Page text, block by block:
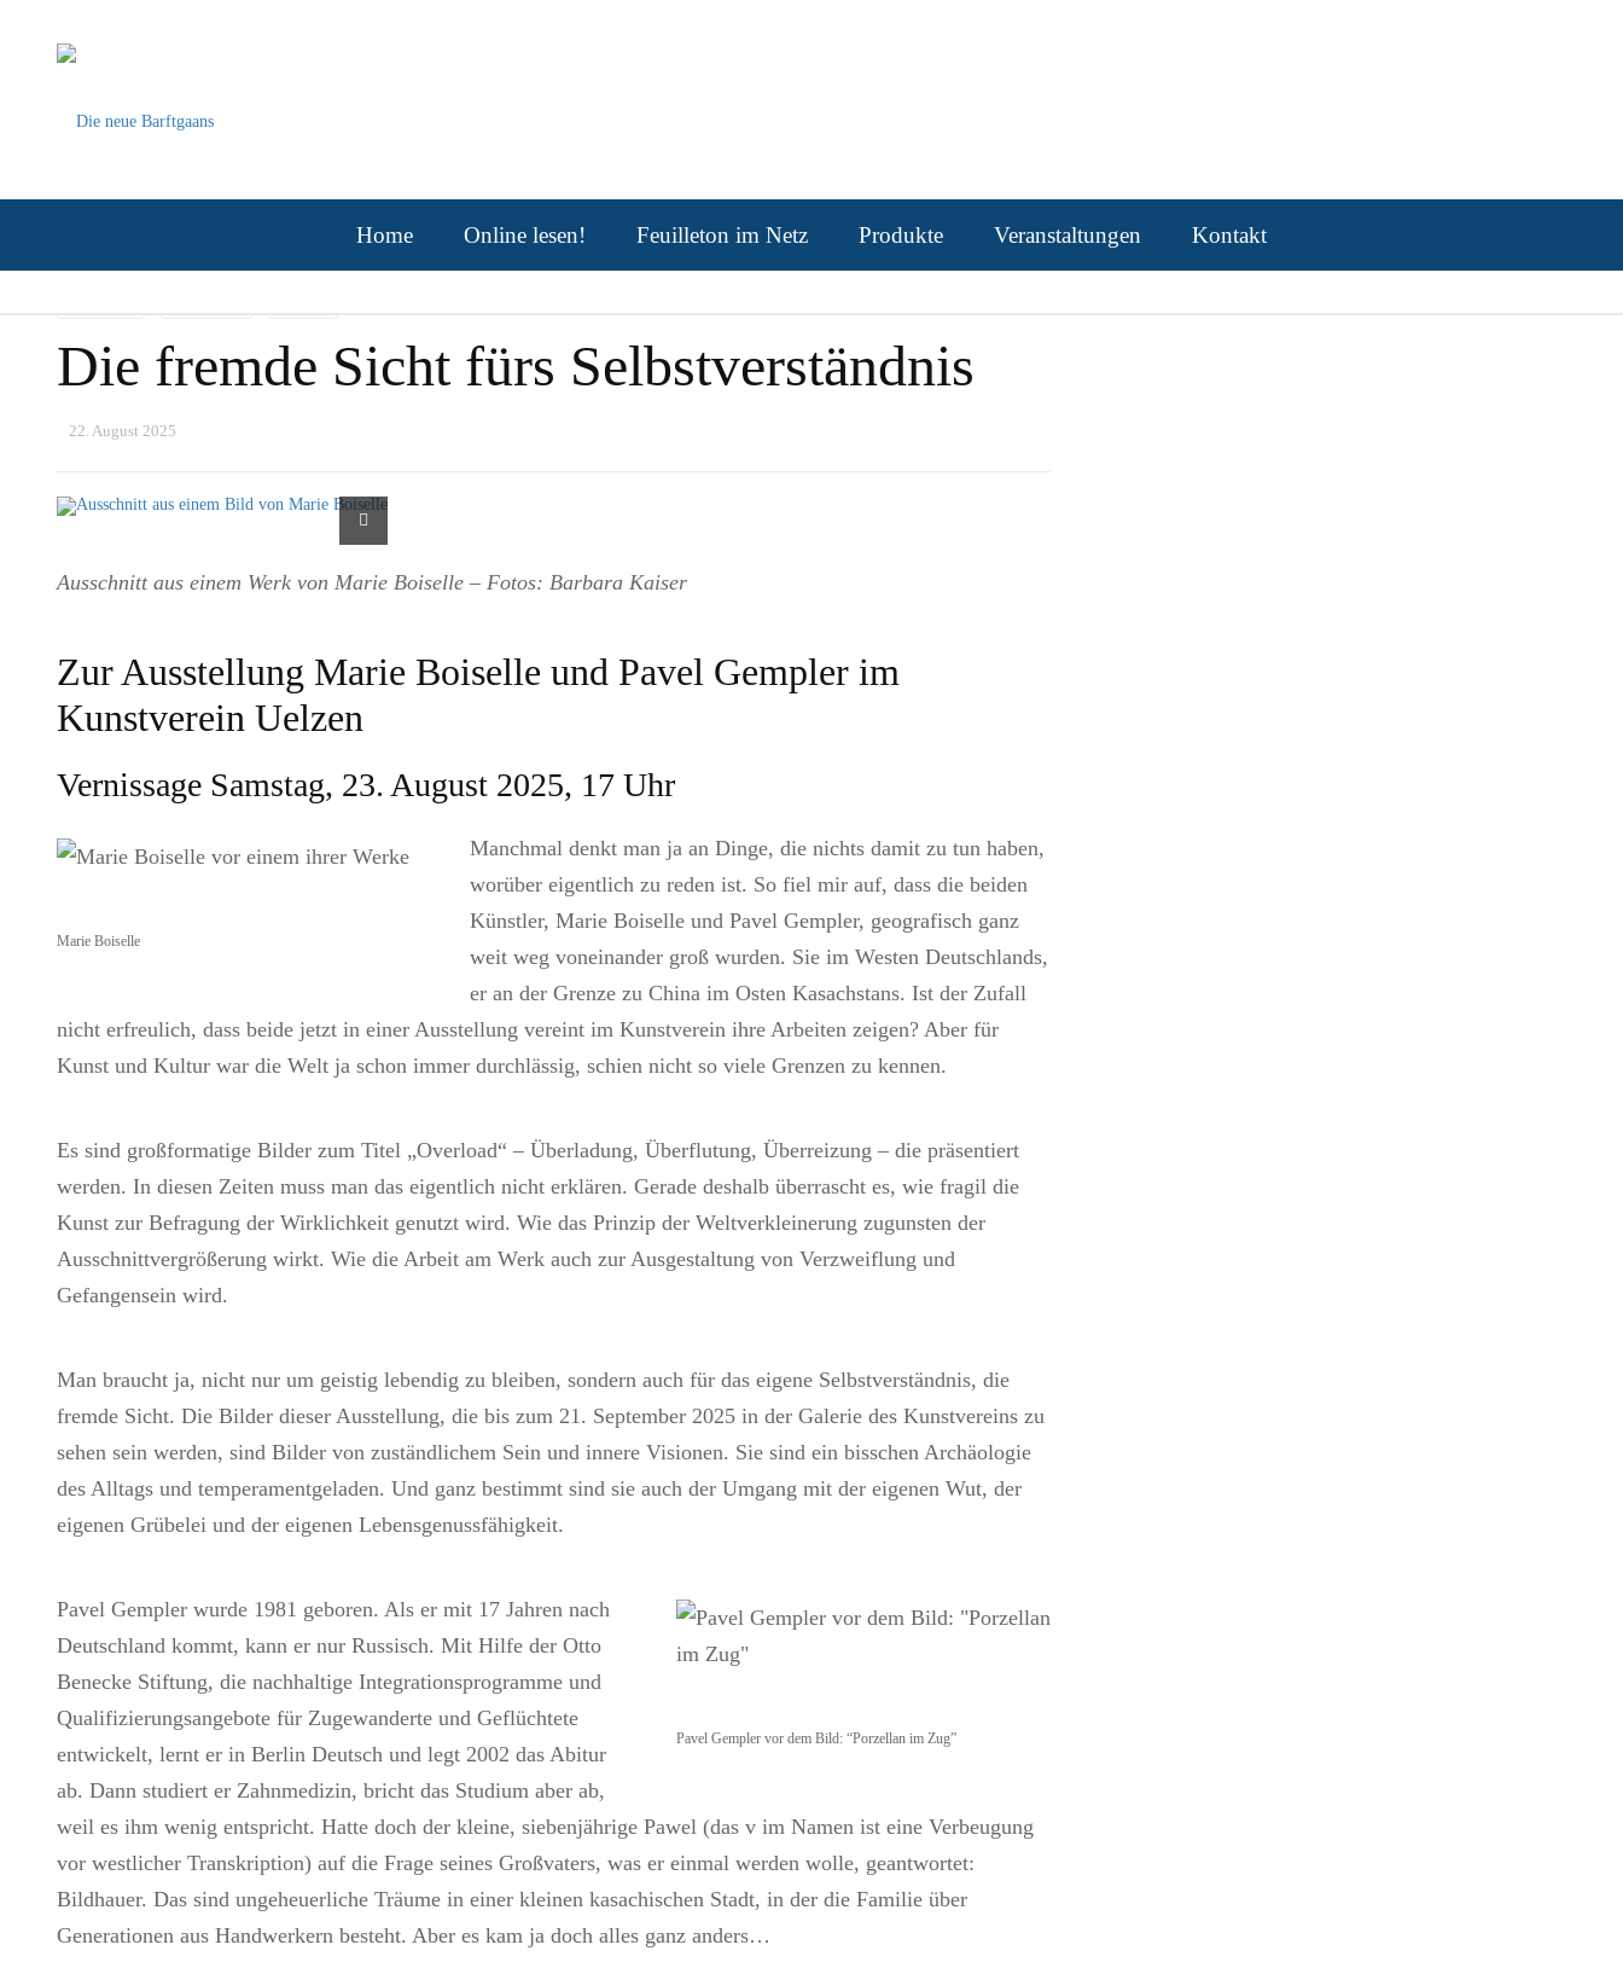
Home Online lesen! Feuilleton im Netz Produkte Veranstaltungen Kontakt
Die fremde Sicht fürs Selbstverständnis
22. August 2025
Ausschnitt aus einem Werk von Marie Boiselle – Fotos: Barbara Kaiser
Zur Ausstellung Marie Boiselle und Pavel Gempler im
Kunstverein Uelzen
Vernissage Samstag, 23. August 2025, 17 Uhr
Marie Boiselle
Manchmal denkt man ja an Dinge, die nichts damit zu tun haben,
worüber eigentlich zu reden ist. So fiel mir auf, dass die beiden
Künstler, Marie Boiselle und Pavel Gempler, geografisch ganz
weit weg voneinander groß wurden. Sie im Westen Deutschlands,
er an der Grenze zu China im Osten Kasachstans. Ist der Zufall
nicht erfreulich, dass beide jetzt in einer Ausstellung vereint im Kunstverein ihre Arbeiten zeigen? Aber für
Kunst und Kultur war die Welt ja schon immer durchlässig, schien nicht so viele Grenzen zu kennen.
Es sind großformatige Bilder zum Titel „Overload“ – Überladung, Überflutung, Überreizung – die präsentiert
werden. In diesen Zeiten muss man das eigentlich nicht erklären. Gerade deshalb überrascht es, wie fragil die
Kunst zur Befragung der Wirklichkeit genutzt wird. Wie das Prinzip der Weltverkleinerung zugunsten der
Ausschnittvergrößerung wirkt. Wie die Arbeit am Werk auch zur Ausgestaltung von Verzweiflung und
Gefangensein wird.
Man braucht ja, nicht nur um geistig lebendig zu bleiben, sondern auch für das eigene Selbstverständnis, die
fremde Sicht. Die Bilder dieser Ausstellung, die bis zum 21. September 2025 in der Galerie des Kunstvereins zu
sehen sein werden, sind Bilder von zuständlichem Sein und innere Visionen. Sie sind ein bisschen Archäologie
des Alltags und temperamentgeladen. Und ganz bestimmt sind sie auch der Umgang mit der eigenen Wut, der
eigenen Grübelei und der eigenen Lebensgenussfähigkeit.
Pavel Gempler vor dem Bild: “Porzellan im Zug”
Pavel Gempler wurde 1981 geboren. Als er mit 17 Jahren nach
Deutschland kommt, kann er nur Russisch. Mit Hilfe der Otto
Benecke Stiftung, die nachhaltige Integrationsprogramme und
Qualifizierungsangebote für Zugewanderte und Geflüchtete
entwickelt, lernt er in Berlin Deutsch und legt 2002 das Abitur
ab. Dann studiert er Zahnmedizin, bricht das Studium aber ab,
weil es ihm wenig entspricht. Hatte doch der kleine, siebenjährige Pawel (das v im Namen ist eine Verbeugung
vor westlicher Transkription) auf die Frage seines Großvaters, was er einmal werden wolle, geantwortet:
Bildhauer. Das sind ungeheuerliche Träume in einer kleinen kasachischen Stadt, in der die Familie über
Generationen aus Handwerkern besteht. Aber es kam ja doch alles ganz anders…